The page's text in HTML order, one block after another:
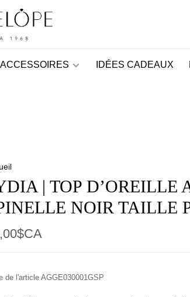
ACCESSOIRES IDÉES CADEAUX
| TOP D’OREILLE
NOIR TAILLE
de l'articleAGGE030001GSP